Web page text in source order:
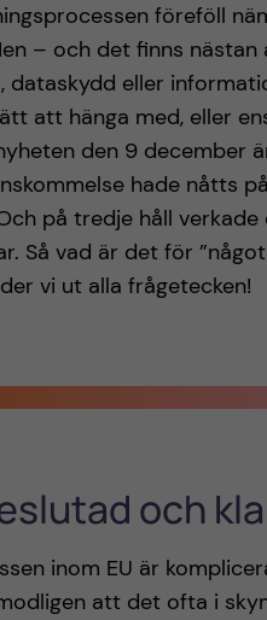
föreföll
– och det finns
dataskydd eller
att hänga med, eller
den 9 december
hade nåtts
på tredje håll
Så vad är det för
vi ut alla frågetecken!
och
inom EU är
att det ofta i